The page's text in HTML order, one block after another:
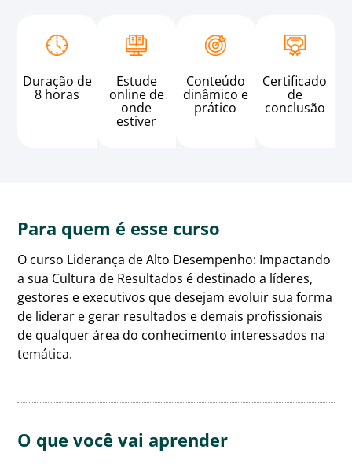
Duração de
8 horas
Estude
online de
onde
estiver
Conteúdo
dinâmico e
prático
Certificado
de
conclusão
Para quem é esse curso
O curso Liderança de Alto Desempenho: Impactando
a sua Cultura de Resultados é destinado a líderes,
gestores e executivos que desejam evoluir sua forma
de liderar e gerar resultados e demais profissionais
de qualquer área do conhecimento interessados na
temática.
O que você vai aprender